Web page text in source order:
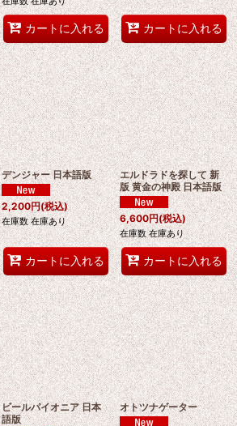
カートに入れる カートに入れる
デンジャー 日本語版
2,200円(税込)
在庫数 在庫あり
カートに入れる
エルドラドを探して 新
版 黄金の神殿 日本語版
6,600円(税込)
在庫数 在庫あり
カートに入れる
ビールパイオニア 日本
語版
オトツナゲーター